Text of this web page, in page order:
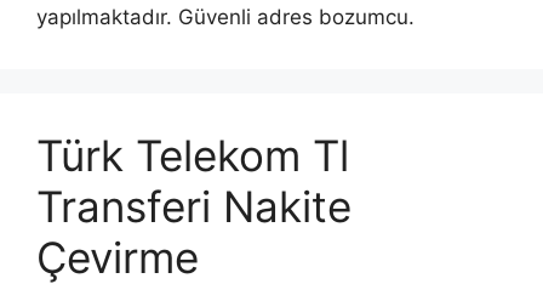
yapılmaktadır. Güvenli adres bozumcu.
Türk Telekom Tl
Transferi Nakite
Çevirme